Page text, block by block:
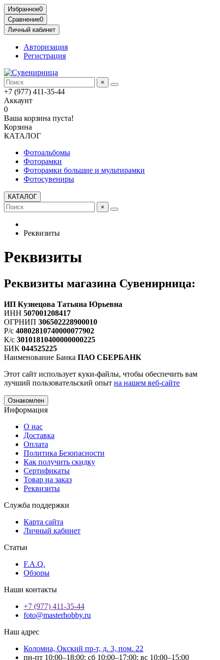
Избранное0
Сравнение0
Личный кабинет
Авторизация
Регистрация
×
+7 (977) 411-35-44
Аккаунт
0
Ваша корзина пуста!
Корзина
КАТАЛОГ
Фотоальбомы
Фоторамки
Фоторамки большие и мультирамки
Фотосувениры
КАТАЛОГ
×
Реквизиты
Реквизиты
Реквизиты магазина Сувенирница:
ИП Кузнецова Татьяна Юрьевна
ИНН 507001208417
ОГРНИП 306502228900010
Р/с 40802810740000077902
К/с 30101810400000000225
БИК 044525225
Наименование Банка ПАО СБЕРБАНК
Этот сайт использует куки-файлы, чтобы обеспечить вам
лучший пользовательский опыт на нашем веб-сайте
Ознакомлен
Информация
О нас
Доставка
Оплата
Политика Безопасности
Как получить скидку
Сертификаты
Товар на заказ
Реквизиты
Служба поддержки
Карта сайта
Личный кабинет
Статьи
F.A.Q.
Обзоры
Наши контакты
+7 (977) 411-35-44
foto@masterhobby.ru
Наш адрес
Коломна, Окский пр-т, д. 3, пом. 22
пн-пт 10:00–18:00; сб 10:00–17:00; вс 10:00–15:00